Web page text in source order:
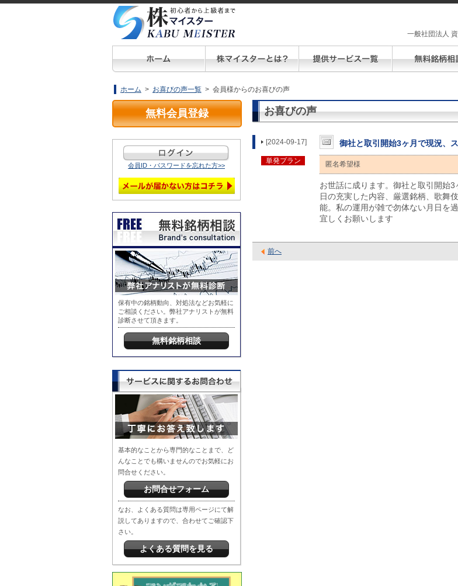
一般社団法人
ホーム > お喜びの声一覧 > 会員様からのお喜びの声
無料会員登録
会員ID・パスワードを忘れた方>>
保有中の銘柄動向、対処法などお気軽に
ご相談ください。弊社アナリストが無料
診断させて頂きます。
無料銘柄相談
基本的なことから専門的なことまで、ど
んなことでも構いませんのでお気軽にお
問合せください。
お問合せフォーム
なお、よくある質問は専用ページにて解
説してありますので、合わせてご確認下
さい。
よくある質問を見る
お喜びの声
[2024-09-17]
単発プラン
御社と取引開始3ヶ月で現況、
匿名希望様
お世話に成ります。御社と取引開始
日の充実した内容、厳選銘柄、歌舞
能。私の運用が雑で勿体ない月日を
宜しくお願いします
前へ